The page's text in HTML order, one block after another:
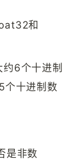
和
6个十进制
个十进制数
是非数